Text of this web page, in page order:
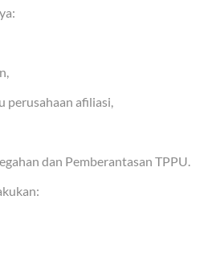
perusahaan afiliasi,
dan Pemberantasan TPPU.